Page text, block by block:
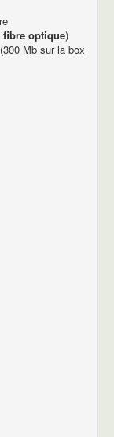
fibre optique)
Mb sur la box